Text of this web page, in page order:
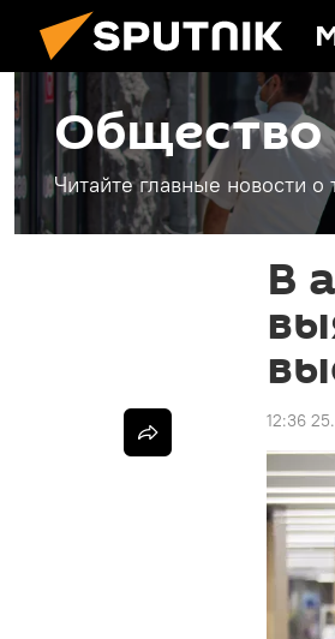
Общество
Читайте главные новости
В
12:36